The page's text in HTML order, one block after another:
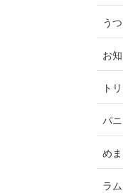
う
お
ト
パ
め
ラ